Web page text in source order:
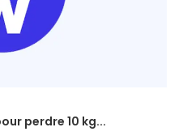
perdre 10 kg...